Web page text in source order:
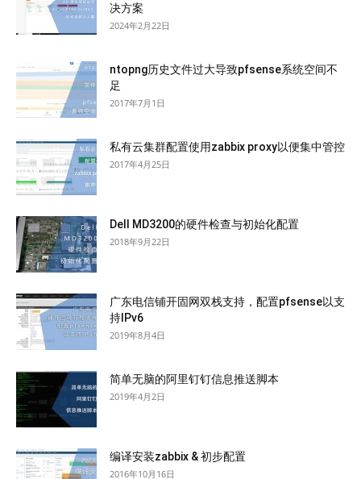
决方案
2024年2月22日
ntopng历史文件过大导致pfsense系统空间不
足
2017年7月1日
私有云集群配置使用zabbix proxy以便集中管控
2017年4月25日
Dell MD3200的硬件检查与初始化配置
2018年9月22日
广东电信铺开固网双栈支持，配置pfsense以支
持IPv6
2019年8月4日
简单无脑的阿里钉钉信息推送脚本
2019年4月2日
编译安装zabbix & 初步配置
2016年10月16日